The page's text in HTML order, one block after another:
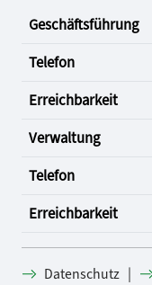
Geschäftsführung
Telefon
Erreichbarkeit
Verwaltung
Telefon
Erreichbarkeit
Datenschutz |